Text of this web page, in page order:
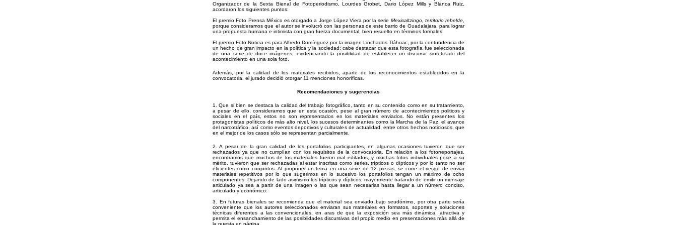
Organizador de la Sexta Bienal de Fotoperiodismo, Lourdes Grobet, Dario López Mills y Blanca Ruiz,
acordaron los siguientes puntos:
El premio Foto Prensa México es otorgado a Jorge López Viera por la serie Mexicaltzingo, territorio rebelde
porque consideramos que el autor se involucró con las personas de este barrio de Guadalajara, para lograr
una propuesta humana e intimista con gran fuerza documental, bien resuelto en términos formales.
El premio Foto Noticia es para Alfredo Domínguez por la imagen Linchados Tláhuac, por la contundencia de
un hecho de gran impacto en la política y la sociedad; cabe destacar que esta fotografía fue seleccionada
de una serie de doce imágenes, evidenciando la posiblidad de establecer un discurso sintetizado del
acontecimiento en una sola foto.
Además, por la calidad de los materiales recibidos, aparte de los reconocimientos establecidos en la
convocatoria, el jurado decidió otorgar 11 menciones honoríficas.
Recomendaciones y sugerencias
1. Que si bien se destaca la calidad del trabajo fotográfico, tanto en su contenido como en su tratamiento,
a pesar de ello, consideramos que en esta ocasión, pese al gran número de acontecimientos politicos y
sociales en el país, estos no son representados en los materiales enviados. No están presentes los
protagonistas políticos de más alto nivel, los sucesos determinantes como la Marcha de la Paz, el avance
del narcotráfico, así como eventos deportivos y culturales de actualidad, entre otros hechos noticiosos, que
en el mejor de los casos sólo se representan parcialmente.
2. A pesar de la gran calidad de los portafolios participantes, en algunas ocasiones tuvieron que ser
rechazados ya que no cumplían con los requisitos de la convocatoria. En relación a los fotorreportajes,
encontramos que muchos de los materiales fueron mal editados, y muchas fotos individuales pese a su
mérito, tuvieron que ser rechazadas al estar inscritas como series, trípticos o dípticos y por lo tanto no ser
eficientes como conjuntos. Al proponer un tema en una serie de 12 piezas, se corre el riesgo de enviar
materiales repetitivos por lo que sugerimos en lo sucesivo los portafolios tengan un máximo de ocho
componentes. Dejando de lado asimismo los trípticos y dípticos, mayormente tratando de emitir un mensaje
articulado ya sea a partir de una imagen o las que sean necesarias hasta llegar a un número conciso,
articulado y económico.
3. En futuras bienales se recomienda que el material sea enviado bajo seudónimo, por otra parte sería
conveniente que los autores seleccionados enviaran sus materiales en formatos, soportes y soluciones
técnicas diferentes a las convencionales, en aras de que la exposición sea más dinámica, atractiva y
permita el ensanchamiento de las posiblidades discursivas del propio medio en presentaciones más allá de
la puesta en página.